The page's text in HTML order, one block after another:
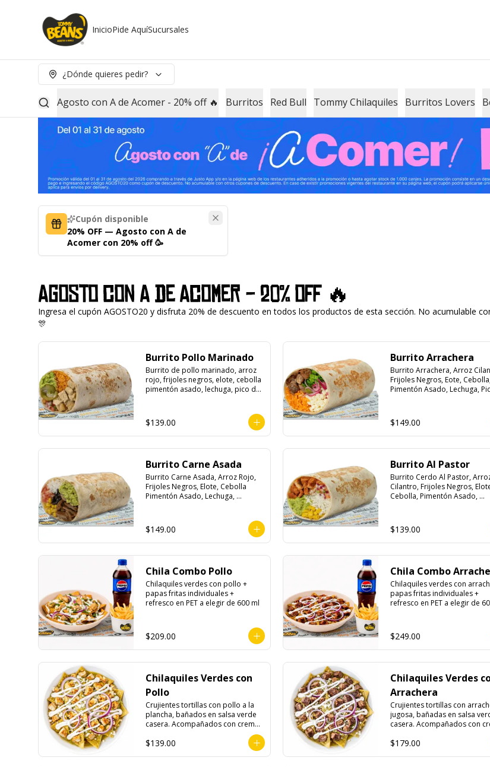
InicioPide AquíSucursales
¿Dónde quieres pedir?
Agosto con A de Acomer - 20% off 🔥 Burritos Red Bull Tommy Chilaquiles Burritos Lovers
Cupón disponible
20% OFF — Agosto con A de
Acomer con 20% off 🥳
Agosto con A de Acomer - 20% off 🔥
Ingresa el cupón AGOSTO20 y disfruta 20% de descuento en todos los productos de esta sección. No acumulable
🎊
Burrito Pollo Marinado
Burrito de pollo marinado, arroz
rojo, frijoles negros, elote, cebolla
pimentón asado, lechuga, pico de
$139.00
Burrito Arrachera
Burrito Arrachera, Arroz
Frijoles Negros, Eote,
Pimentón Asado, Lechuga,
$149.00
Burrito Carne Asada
Burrito Carne Asada, Arroz Rojo,
Frijoles Negros, Elote, Cebolla
Pimentón Asado, Lechuga,
$149.00
Burrito Al Pastor
Burrito Cerdo Al Pastor,
Cilantro, Frijoles Negros,
Cebolla, Pimentón Asado,
$139.00
Chila Combo Pollo
Chilaquiles verdes con pollo +
papas fritas individuales +
refresco en PET a elegir de 600 ml
$209.00
Chila Combo
Chilaquiles verdes con
papas fritas individuales +
refresco en PET a elegir de
$249.00
Chilaquiles Verdes con
Pollo
Crujientes tortillas con pollo a la
plancha, bañados en salsa verde
casera. Acompañados con crema,
queso fresco y cebolla morada.
$139.00
Chilaquiles Verdes
Arrachera
Crujientes tortillas con
jugosa, bañadas en salsa
casera. Acompañados con
queso fresco y cebolla
$179.00